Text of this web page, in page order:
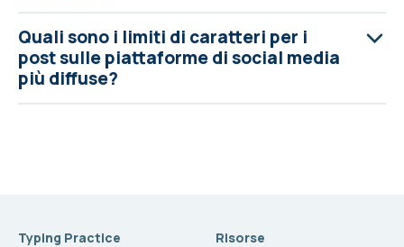
Quali sono i limiti di caratteri per i
post sulle piattaforme di social media
più diffuse?
Typing Practice
Risorse